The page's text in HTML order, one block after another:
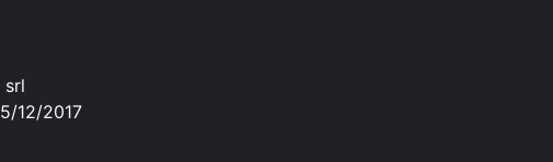
srl
12/2017